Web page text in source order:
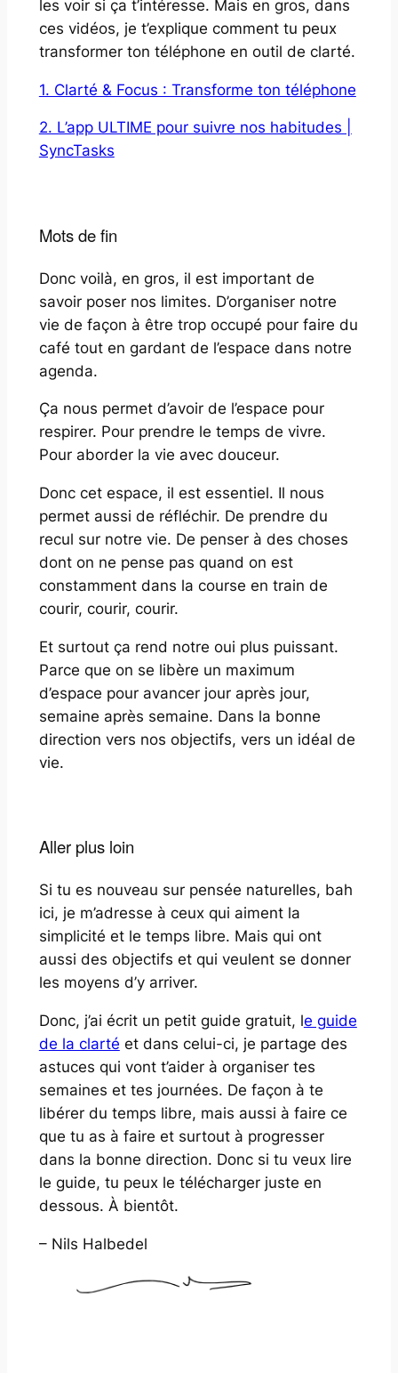
les voir si ça t’intéresse. Mais en gros, dans
ces vidéos, je t’explique comment tu peux
transformer ton téléphone en outil de clarté.
1. Clarté & Focus : Transforme ton téléphone
2. L’app ULTIME pour suivre nos habitudes |
SyncTasks
Mots de fin
Donc voilà, en gros, il est important de
savoir poser nos limites. D’organiser notre
vie de façon à être trop occupé pour faire du
café tout en gardant de l’espace dans notre
agenda.
Ça nous permet d’avoir de l’espace pour
respirer. Pour prendre le temps de vivre.
Pour aborder la vie avec douceur.
Donc cet espace, il est essentiel. Il nous
permet aussi de réfléchir. De prendre du
recul sur notre vie. De penser à des choses
dont on ne pense pas quand on est
constamment dans la course en train de
courir, courir, courir.
Et surtout ça rend notre oui plus puissant.
Parce que on se libère un maximum
d’espace pour avancer jour après jour,
semaine après semaine. Dans la bonne
direction vers nos objectifs, vers un idéal de
vie.
Aller plus loin
Si tu es nouveau sur pensée naturelles, bah
ici, je m’adresse à ceux qui aiment la
simplicité et le temps libre. Mais qui ont
aussi des objectifs et qui veulent se donner
les moyens d’y arriver.
Donc, j’ai écrit un petit guide gratuit, le guide
de la clarté et dans celui-ci, je partage des
astuces qui vont t’aider à organiser tes
semaines et tes journées. De façon à te
libérer du temps libre, mais aussi à faire ce
que tu as à faire et surtout à progresser
dans la bonne direction. Donc si tu veux lire
le guide, tu peux le télécharger juste en
dessous. À bientôt.
– Nils Halbedel